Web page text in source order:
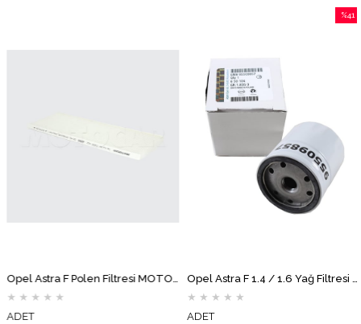
Opel Astra F Polen Filtresi MOTOCAR
★ ★ ★ ★ ★
ADET
Opel Astra F 1.4 / 1.6 Yağ Filtresi GM
★ ★ ★ ★ ★
ADET
%41